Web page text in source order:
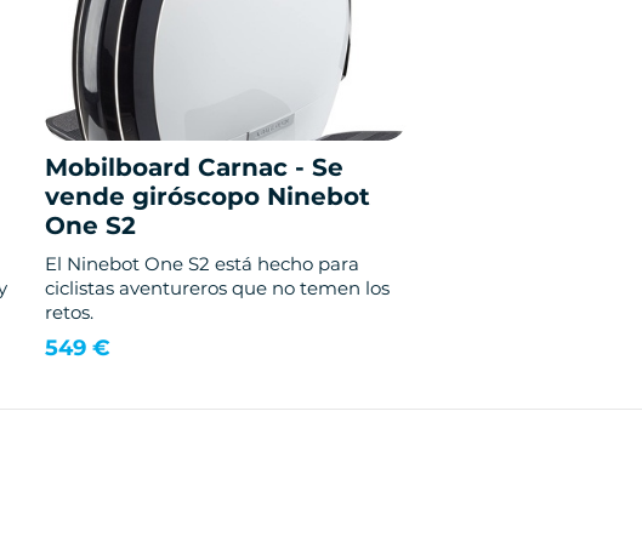
Mobilboard Carnac - Se
vende giróscopo Ninebot
One S2
El Ninebot One S2 está hecho para
ciclistas aventureros que no temen los
retos.
549 €